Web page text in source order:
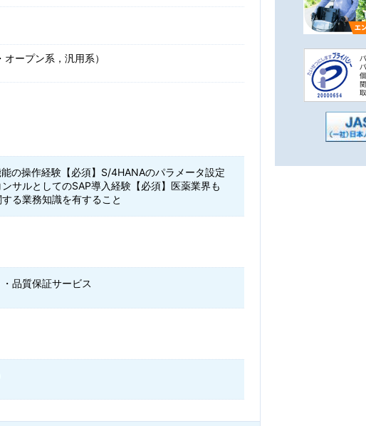
ープン系，汎用系）
能の操作経験【必須】S/4HANAのパラメータ設定
サルとしてのSAP導入経験【必須】医薬業界も
る業務知識を有すること
品質保証サービス